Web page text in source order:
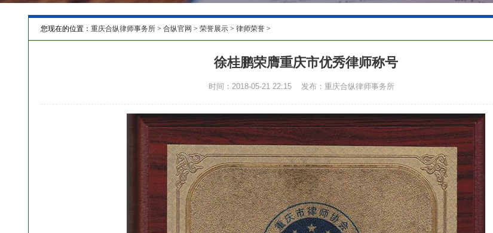
您现在的位置： 重庆合纵律师事务所 > 合纵官网 > 荣誉展示 > 律师荣誉 >
徐桂鹏荣膺重庆市优秀律师称号
时间：2018-05-21 22:15 发布：重庆合纵律师事务所